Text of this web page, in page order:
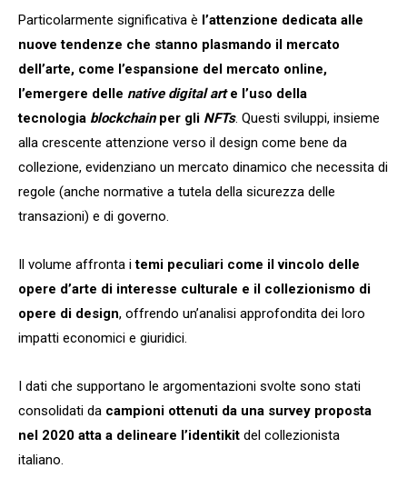
Particolarmente significativa è l’attenzione dedicata alle
nuove tendenze che stanno plasmando il mercato
dell’arte, come l’espansione del mercato online,
l’emergere delle native digital arte l’uso della
tecnologia blockchainper gli NFTs. Questi sviluppi, insieme
alla crescente attenzione verso il design come bene da
collezione, evidenziano un mercato dinamico che necessita di
regole (anche normative a tutela della sicurezza delle
transazioni) e di governo.
Il volume affronta itemi peculiari come il vincolo delle
opere d’arte di interesse culturale e il collezionismo di
opere di design, offrendo un’analisi approfondita dei loro
impatti economici e giuridici.
I dati che supportano le argomentazioni svolte sono stati
consolidati da campioni ottenuti da una survey proposta
nel 2020 atta a delineare l’identikit del collezionista
italiano.